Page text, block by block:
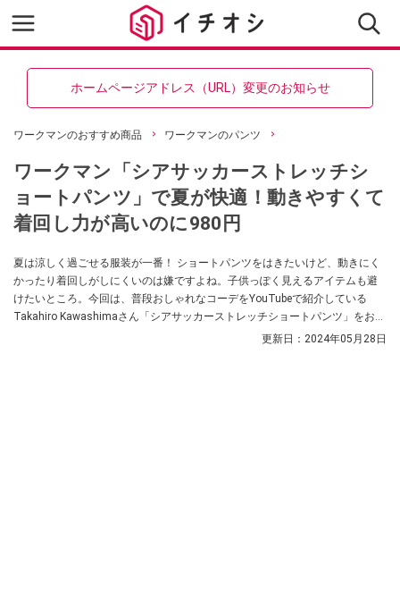
ホームページアドレス（URL）変更のお知らせ
ワークマンのおすすめ商品 ワークマンのパンツ
ワークマン「シアサッカーストレッチシ
ョートパンツ」で夏が快適！動きやすくて
着回し力が高いのに980円
夏は涼しく過ごせる服装が一番！ ショートパンツをはきたいけど、動きにく
かったり着回しがしにくいのは嫌ですよね。子供っぽく見えるアイテムも避
けたいところ。今回は、普段おしゃれなコーデをYouTubeで紹介している
Takahiro Kawashimaさん「シアサッカーストレッチショートパンツ」をおす
すめしてくれました！ 大人っぽく着るポイントと合わせて紹介してくれてい
更新日： 2024年05月28日